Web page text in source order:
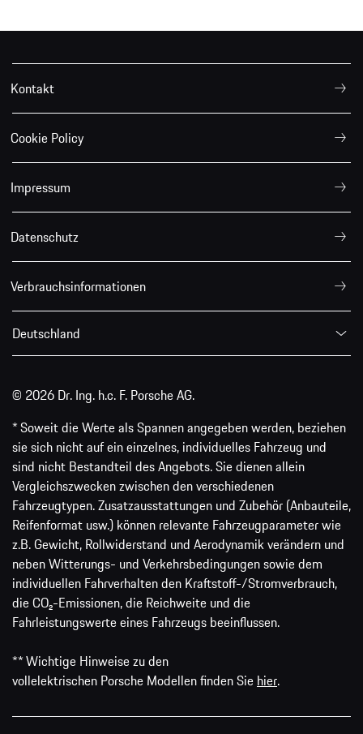
Kontakt
Cookie Policy
Impressum
Datenschutz
Verbrauchsinformationen
Deutschland
© 2026 Dr. Ing. h.c. F. Porsche AG.
* Soweit die Werte als Spannen angegeben werden, beziehen
sie sich nicht auf ein einzelnes, individuelles Fahrzeug und
sind nicht Bestandteil des Angebots. Sie dienen allein
Vergleichszwecken zwischen den verschiedenen
Fahrzeugtypen. Zusatzausstattungen und Zubehör (Anbauteile,
Reifenformat usw.) können relevante Fahrzeugparameter wie
z.B. Gewicht, Rollwiderstand und Aerodynamik verändern und
neben Witterungs- und Verkehrsbedingungen sowie dem
individuellen Fahrverhalten den Kraftstoff-/Stromverbrauch,
die CO₂-Emissionen, die Reichweite und die
Fahrleistungswerte eines Fahrzeugs beeinflussen.
** Wichtige Hinweise zu den
vollelektrischen Porsche Modellen finden Sie hier.